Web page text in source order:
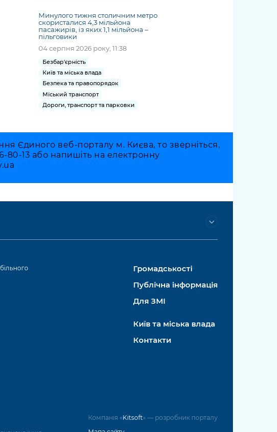
Минулого тижня столичним метро
скористалися 4,3 мільйона
пасажирів, із яких 1,1 мільйона –
пільговики
04 серпня 2026 року, 11:38
Безбар'єрність
Київ та міська влада
Безпека та правопорядок
Міський транспорт
Дороги, транспорт та парковки
Єдиного веб-порталу м. Києва, то зверніться,
80-13 або напишіть на електронну
Громадськості
Публічна інформація
Для ЗМІ
Київ та міська влада
Контакти
Компанія «Kitsoft» — розробник порталу